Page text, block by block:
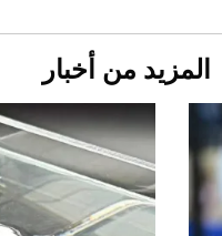
المزيد من أخبار